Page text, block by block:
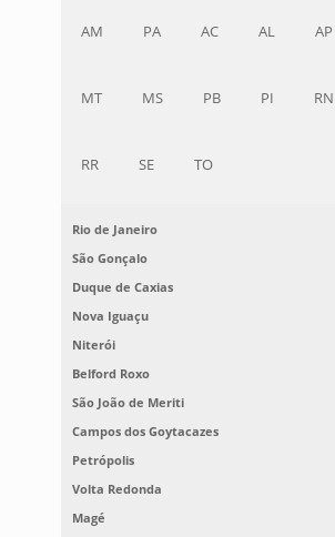
AM PA AC AL AP
MT MS PB PI RN
RR SE TO
Rio de Janeiro
São Gonçalo
Duque de Caxias
Nova Iguaçu
Niterói
Belford Roxo
São João de Meriti
Campos dos Goytacazes
Petrópolis
Volta Redonda
Magé